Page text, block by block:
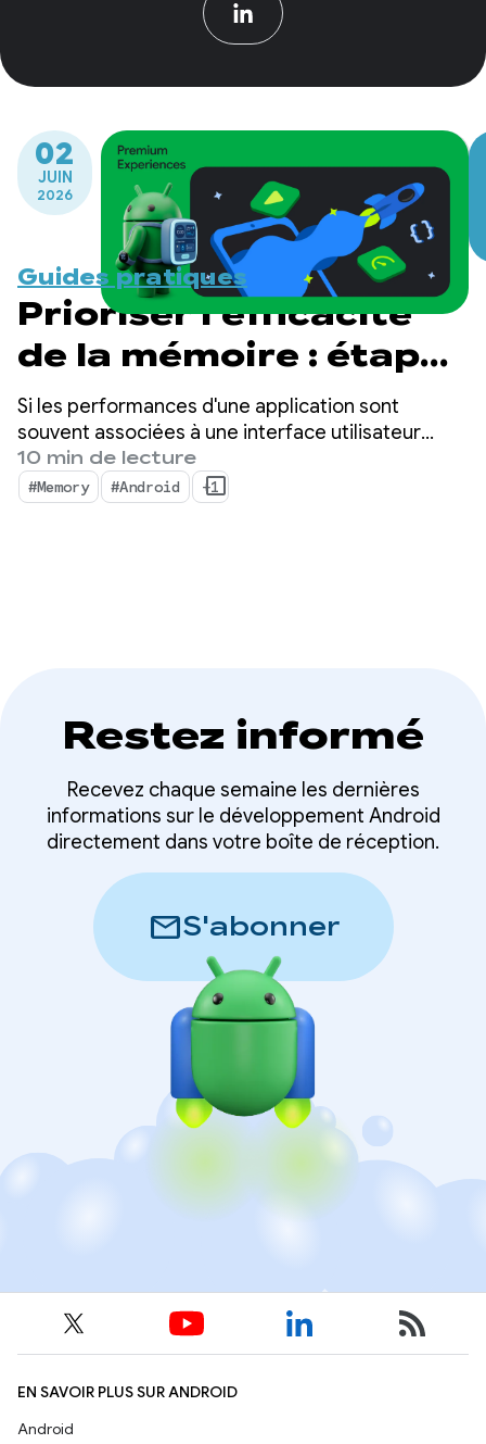
02
JUIN
2026
Guides pratiques
Prioriser l'efficacité
de la mémoire : étapes
essentielles pour
Android 17
Si les performances d'une application sont
souvent associées à une interface utilisateur
fluide et à des temps de démarrage rapides, la
mémoire constitue la base silencieuse sur
laquelle reposent ces métriques visibles. Il n'est
10 min de lecture
#Memory #Android +1
Restez informé
Recevez chaque semaine les dernières
informations sur le développement Android
directement dans votre boîte de réception.
mailS'abonner
EN SAVOIR PLUS SUR ANDROID
Android